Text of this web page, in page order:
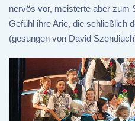
nervös vor, meisterte aber zum
Gefühl ihre Arie, die schließlich
(gesungen von David